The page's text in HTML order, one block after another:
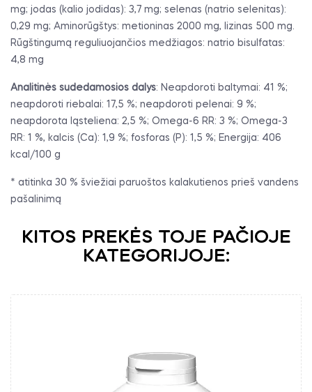
mg; jodas (kalio jodidas): 3,7 mg; selenas (natrio selenitas):
0,29 mg; Aminorūgštys: metioninas 2000 mg, lizinas 500 mg.
Rūgštingumą reguliuojančios medžiagos: natrio bisulfatas:
4,8 mg
Analitinės sudedamosios dalys: Neapdoroti baltymai: 41 %;
neapdoroti riebalai: 17,5 %; neapdoroti pelenai: 9 %;
neapdorota ląsteliena: 2,5 %; Omega-6 RR: 3 %; Omega-3
RR: 1 %, kalcis (Ca): 1,9 %; fosforas (P): 1,5 %; Energija: 406
kcal/100 g
* atitinka 30 % šviežiai paruoštos kalakutienos prieš vandens
pašalinimą
KITOS PREKĖS TOJE PAČIOJE
KATEGORIJOJE: